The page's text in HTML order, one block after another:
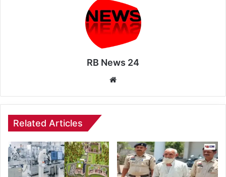
RB News 24
Related Articles